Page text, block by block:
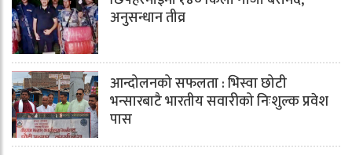
अनुसन्धान तीव्र
आन्दोलनको सफलता : भिस्वा छोटी
भन्सारबाटै भारतीय सवारीको निःशुल्क प्रवेश
पास